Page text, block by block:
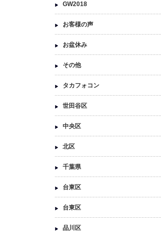
GW2018
お客様の声
お盆休み
その他
タカフォコン
世田谷区
中央区
北区
千葉県
台東区
台東区
品川区